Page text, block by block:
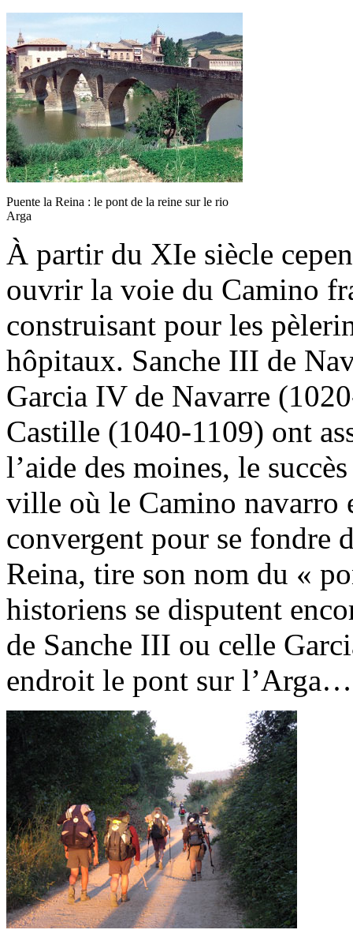
Puente la Reina : le pont de la reine sur le rio
Arga
À partir du XIe siècle
ouvrir la voie du Camino
construisant pour les
hôpitaux. Sanche III de
Garcia IV de Navarre
Castille (1040-1109) ont
l’aide des moines, le
ville où le Camino navarro
convergent pour se fondre
Reina, tire son nom du «
historiens se disputent
de Sanche III ou celle
endroit le pont sur l’Arga…